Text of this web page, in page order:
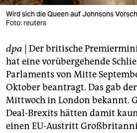
verlag
veranstaltungen
shop
fragen & hilfe
unterstützen
abo
genossenschaft
Wird sich die Queen auf Johnsons
Foto: reuters
dpa | Der britische
hat eine vorübergehende
Parlaments von Mitte
Oktober beantragt. Das gab
Mittwoch in London bekannt.
Deal-Brexits hätten damit
einen EU-Austritt